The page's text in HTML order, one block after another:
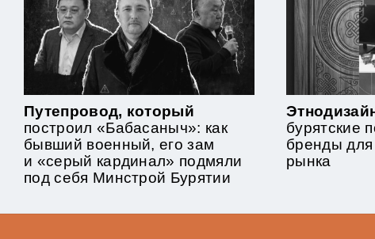
Путепровод, который
построил «Бабасаныч»: как
бывший военный, его зам
и «серый кардинал» подмяли
под себя Минстрой Бурятии
бурятские
бренды
рынка